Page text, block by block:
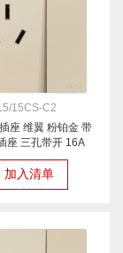
15CS-C2
座 维翼 粉铂金 带
座 三孔带开 16A
加入清单